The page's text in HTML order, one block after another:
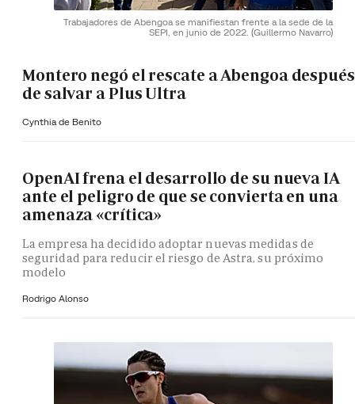
Trabajadores de Abengoa se manifiestan frente a la sede de la
SEPI, en junio de 2022. (Guillermo Navarro)
Montero negó el rescate a Abengoa después
de salvar a Plus Ultra
Cynthia de Benito
OpenAI frena el desarrollo de su nueva IA
ante el peligro de que se convierta en una
amenaza «crítica»
La empresa ha decidido adoptar nuevas medidas de
seguridad para reducir el riesgo de Astra, su próximo
modelo
Rodrigo Alonso